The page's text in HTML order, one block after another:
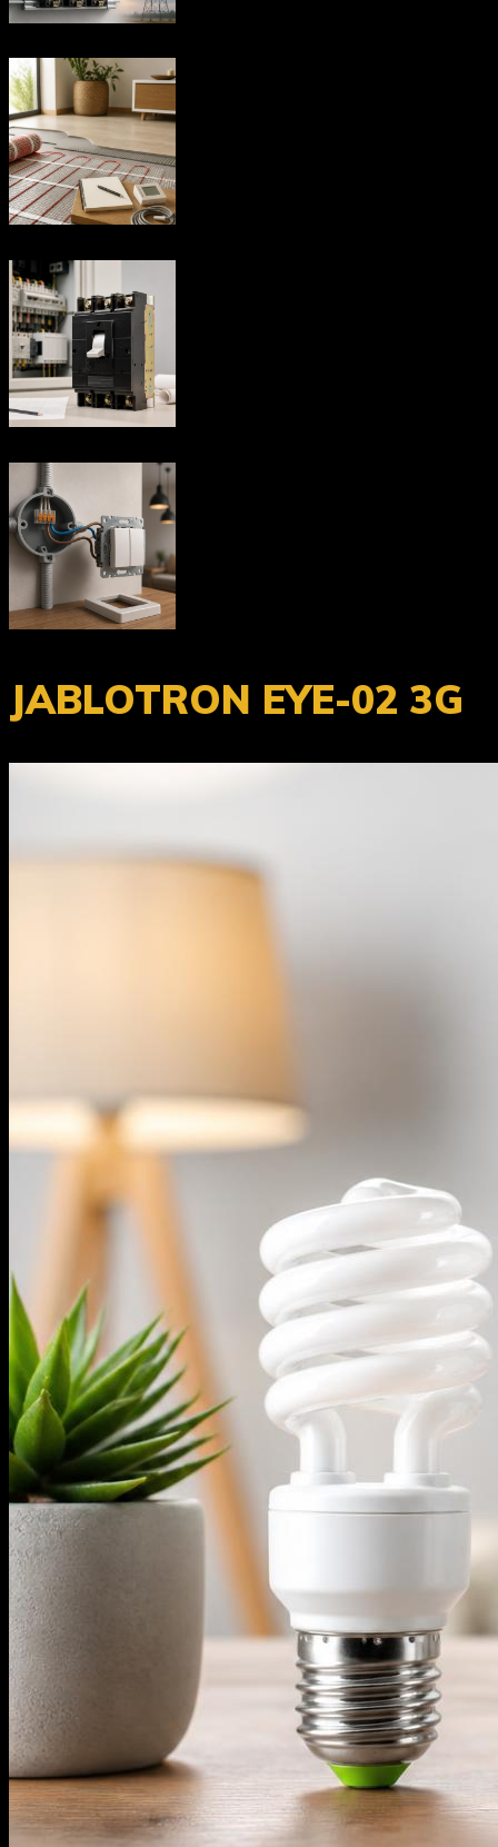
JABLOTRON EYE-02 3G